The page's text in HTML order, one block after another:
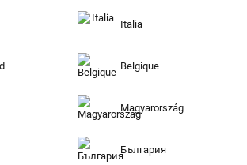
Italia
Belgique
Magyarország
България